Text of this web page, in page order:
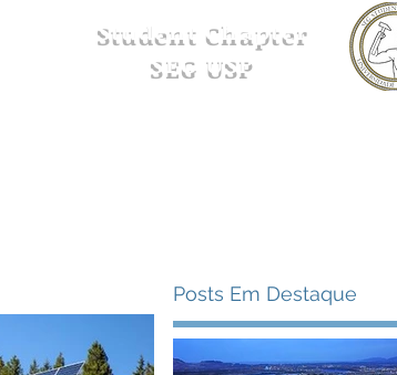
Student Chapter
SEG USP
Posts Em Destaque